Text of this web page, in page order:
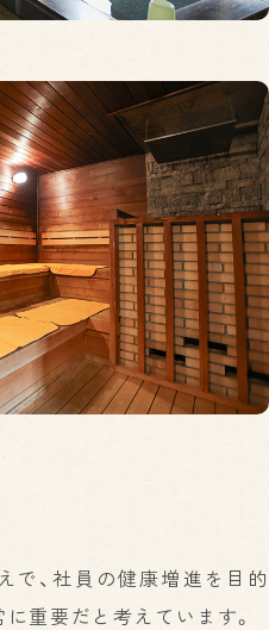
で、社員の健康増進を目的
重要だと考えています。